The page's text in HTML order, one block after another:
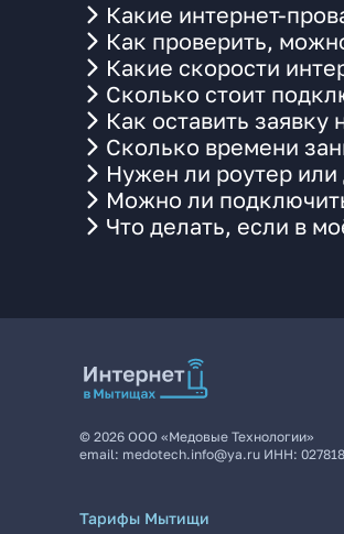
Какие интернет-
Как проверить,
Какие скорости
Сколько стоит
Как оставить
Сколько времени
Нужен ли роутер или
Можно ли
Что делать, если в
© 2026 ООО «Медовые Технологии»
email: medotech.info@ya.ru ИНН:
Тарифы Мытищи